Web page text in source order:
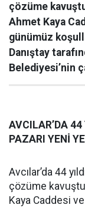
çözüme
Ahmet Kaya
günümüz
Danıştay
Belediyesi’nin
AVCILAR’DA
PAZARI YENİ
Avcılar’da 44
çözüme
Kaya Caddesi